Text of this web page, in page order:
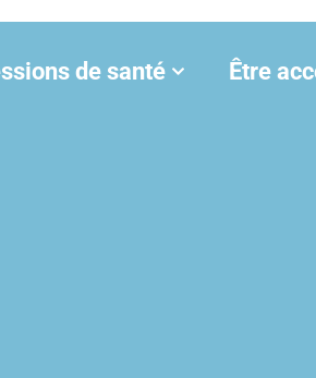
de santé Être